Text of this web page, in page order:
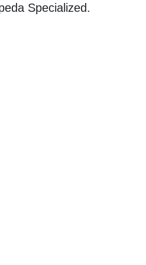
Specialized.